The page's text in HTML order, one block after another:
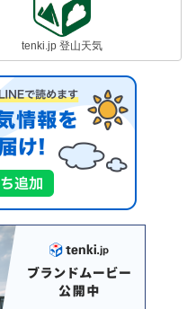
tenki.jp 登山天気